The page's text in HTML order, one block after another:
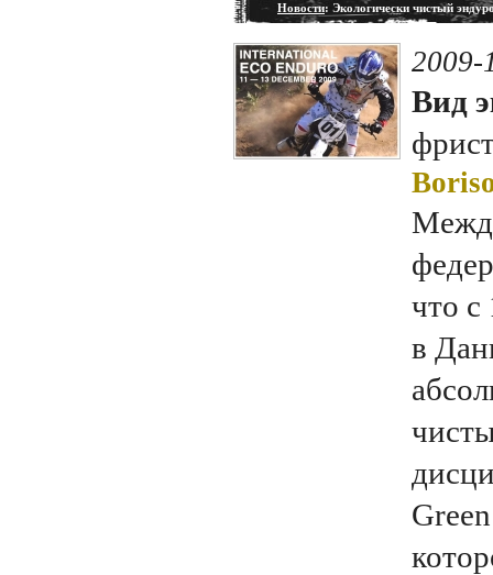
Новости: Экологически чистый
2009-
Вид
что с
в